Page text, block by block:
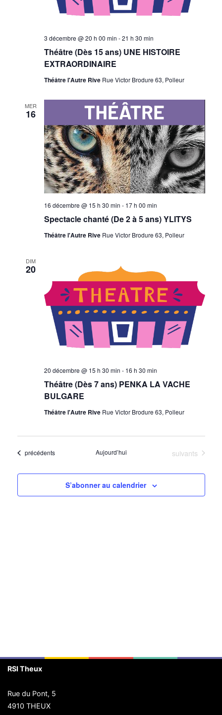
Théâtre (Dès 15 ans) UNE HISTOIRE
EXTRAORDINAIRE
3 décembre @ 20 h 00 min -21 h 30 min
Théâtre l'Autre Rive Rue Victor Brodure 63, Polleur
MER
16
Spectacle chanté (De 2 à 5 ans) YLITYS
16 décembre @ 15 h 30 min - 17 h 00 min
Théâtre l'Autre Rive Rue Victor Brodure 63, Polleur
DIM
20
Théâtre (Dès 7 ans) PENKA LA VACHE
BULGARE
20 décembre @ 15 h 30 min - 16 h 30 min
Théâtre l'Autre Rive Rue Victor Brodure 63, Polleur
Évènements
précédents Aujourd’hui Évènements
suivants
S’abonner au calendrier
RSI Theux
Rue du Pont, 5
4910 THEUX